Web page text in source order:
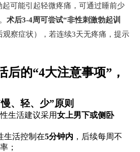
可能引起轻微疼痛，可通过睡前少
术后3-4周可尝试“非性刺激勃起训
观察症状），若连续3天无疼痛，提示
后的“4大注意事项”，
、轻、少”原则
性生活建议采用女上男下或侧卧
生活控制在5分钟内 ，后续每周不
；